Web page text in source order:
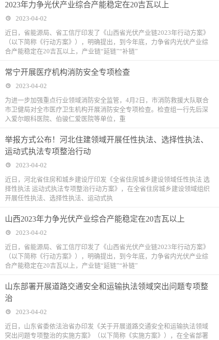
2023年力争光伏产业综合产能稳定在20吉瓦以上
2023-04-02
近日，省能源局、省工信厅印发了《山西省光伏产业链2023年行动方案》
（以下简称《行动方案》），明确提出，到今年底，力争省内光伏产业综
合产能稳定在20吉瓦以上，产业链“延链”“补链”
常宁开展医疗机构消防安全专项检查
2023-04-02
为进一步加强重点行业领域消防安全监管，4月2日，市消防救援大队联合
市卫健局对全市医疗卫生机构开展消防安全专项检查。检查组一行先后深
入爱尔眼科医院、伯骏仁爱医院等单位，重
举报方式公布！河北住建领域开展任性执法、选择性执法、
运动式执法专项整治行动
2023-04-02
近日，河北省住房和城乡建设厅印发《全省住房城乡建设领域任性执法 选
择性执法 运动式执法专项整治行动方案》，在全省住房城乡建设领域组织
开展任性执法、选择性执法、运动式执
山西2023年力争光伏产业综合产能稳定在20吉瓦以上
2023-04-02
近日，省能源局、省工信厅印发了《山西省光伏产业链2023年行动方案》
（以下简称《行动方案》），明确提出，到今年底，力争省内光伏产业综
合产能稳定在20吉瓦以上，产业链“延链”“补链”
山东部署开展道路交通安全和运输执法领域突出问题专项整
治
2023-04-02
近日，山东省委依法治省办印发《关于开展道路交通安全和运输执法领域
突出问题专项整治的实施方案》（以下简称《实施方案》），在全省部署